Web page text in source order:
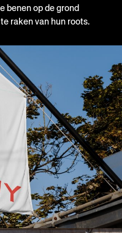
benen op de grond
raken van hun roots.